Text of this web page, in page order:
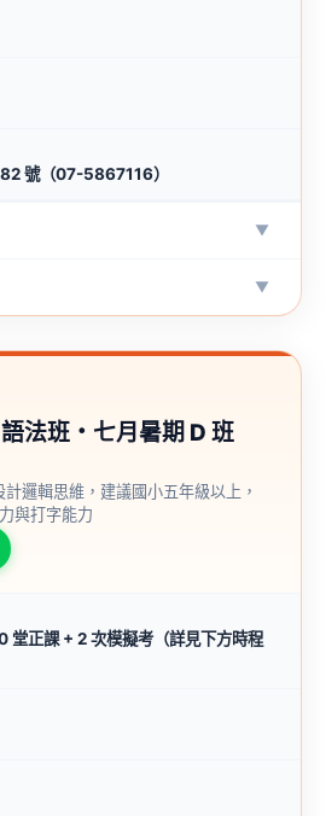
號（07-5867116）
▼
▼
法班・七月暑期 D 班
邏輯思維，建議國小五年級以上，
與打字能力
正課 + 2 次模擬考（詳見下方時程